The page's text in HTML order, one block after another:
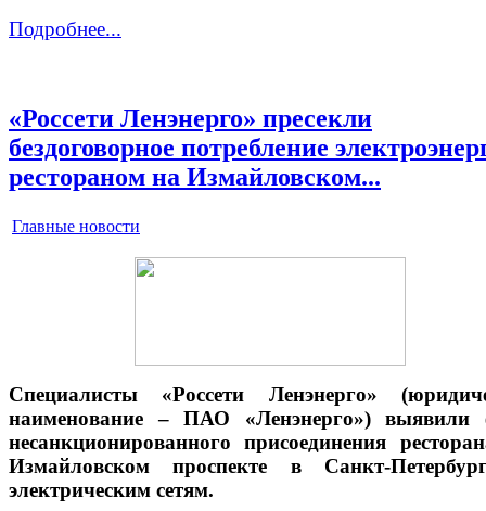
Подробнее...
«Россети Ленэнерго» пресекли
бездоговорное потребление
рестораном на Измайловском...
Главные новости
Специалисты «Россети Ленэнерго»
наименование – ПАО «Ленэнерго») выявили
несанкционированного присоединения
Измайловском проспекте в Санкт-
электрическим сетям.